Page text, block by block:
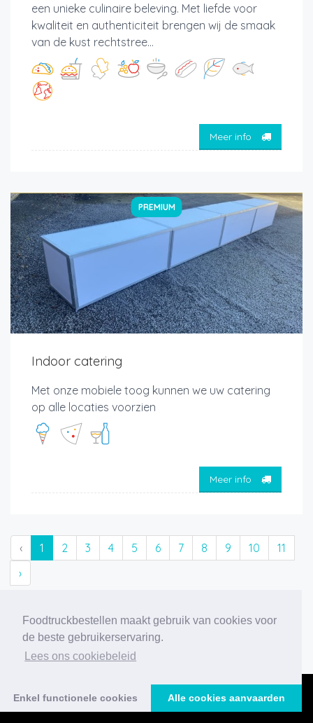
Foodtruckbestellen maakt gebruik van cookies voor
de beste gebruikerservaring.
Lees ons cookiebeleid
Enkel functionele cookies Alle cookies aanvaarden
een unieke culinaire beleving. Met liefde voor
kwaliteit en authenticiteit brengen wij de smaak
van de kust rechtstree...
Meer info
PREMIUM
Indoor catering
Met onze mobiele toog kunnen we uw catering
op alle locaties voorzien
Meer info
‹ 1 2 3 4 5 6 7 8 9 10
11
›